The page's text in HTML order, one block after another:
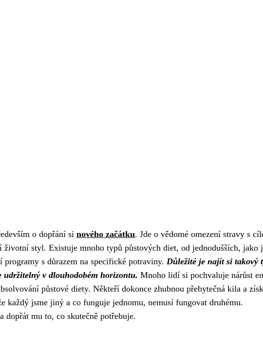
o dopřání si nového začátku. Jde o vědomé omezení stravy s
styl. Existuje mnoho typů půstových diet, od jednodušších, jako
s důrazem na specifické potraviny. Důležité je najít si takový
udržitelný v dlouhodobém horizontu. Mnoho lidí si pochvaluje nárůst
půstové diety. Někteří dokonce zhubnou přebytečná kila a
každý jsme jiný a co funguje jednomu, nemusí fungovat druhému.
dopřát mu to, co skutečně potřebuje.